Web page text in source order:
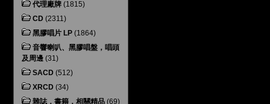
代理廠牌 (1815)
CD (2311)
黑膠唱片 LP (1864)
音響喇叭、黑膠唱盤，唱頭
及周邊 (31)
SACD (512)
XRCD (34)
雜誌，書籍，相關精品 (69)